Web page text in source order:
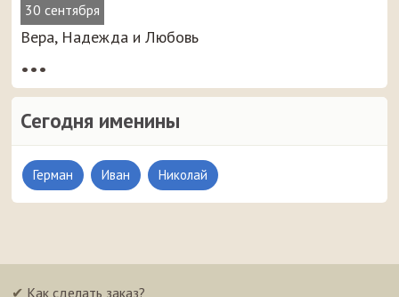
30 сентября
Вера, Надежда и Любовь
•••
Сегодня именины
Герман Иван Николай
✔ Как сделать заказ?